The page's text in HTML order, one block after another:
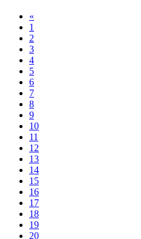
«
1
2
3
4
5
6
7
8
9
10
11
12
13
14
15
16
17
18
19
20